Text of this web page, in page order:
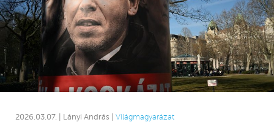
2026.03.07. | Lányi András | Világmagyarázat